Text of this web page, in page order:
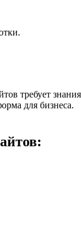
требует
для бизнеса.